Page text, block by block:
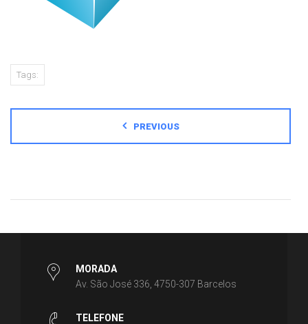
Tags:
PREVIOUS
MORADA
Av. São José 336, 4750-307 Barcelos
TELEFONE